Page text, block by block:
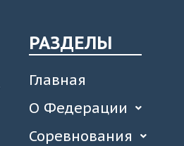
РАЗДЕЛЫ
Главная
О Федерации
Соревнования